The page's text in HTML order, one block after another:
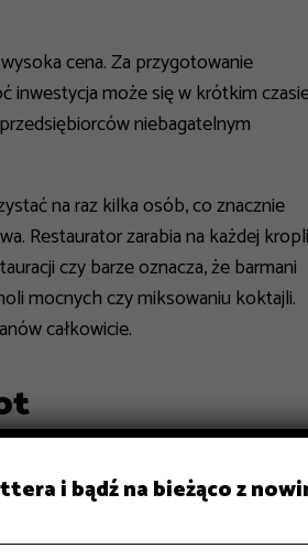
cena. Za przygotowanie
inwestycja może się w krótkim
niebagatelnym
na raz kilka osób, co znacznie
Restaurator zarabia na każdej
czy barze oznacza, że barmani
mocnych czy miksowaniu koktajli.
całkowicie.
z nas ma na myśl o igrzyskach
przejdzie do historii także
byłoby jednak określenie
i bądź na bieżąco z